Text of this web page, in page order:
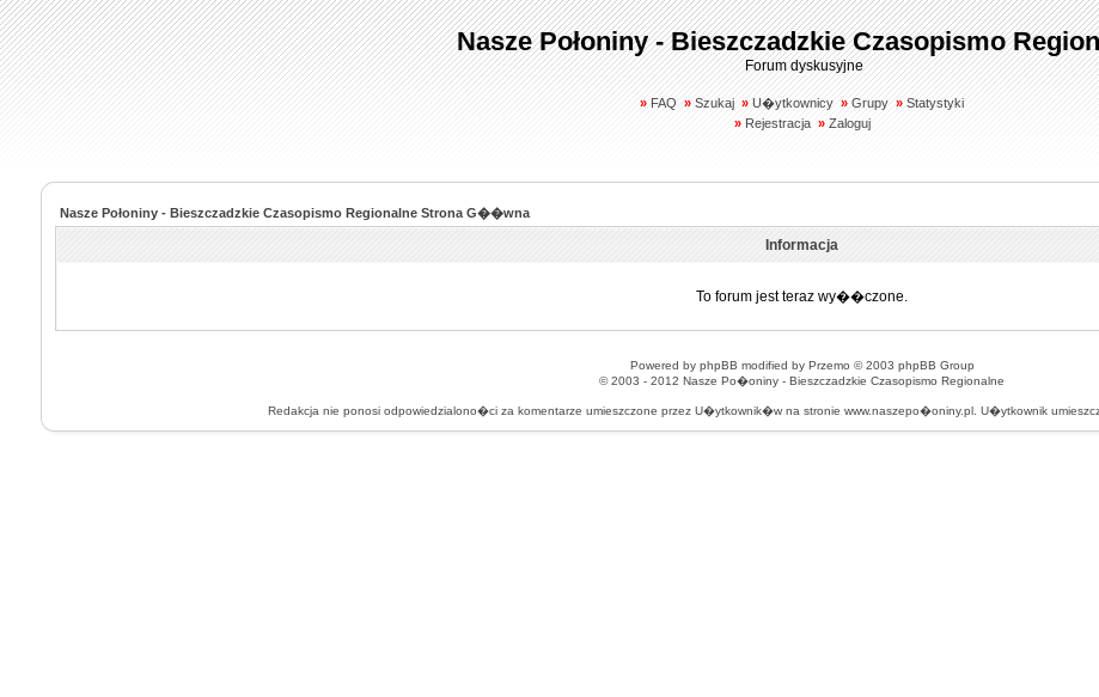
Nasze Połoniny - Bieszczadzkie Czasopismo
Forum dyskusyjne
» FAQ » Szukaj » U�ytkownicy » Grupy » Statystyki
» Rejestracja » Zaloguj
Nasze Połoniny - Bieszczadzkie Czasopismo Regionalne Strona G��wna
Informacja
To forum jest teraz wy��czone.
Powered by phpBB modified by Przemo © 2003 phpBB Group
© 2003 - 2012 Nasze Po�oniny - Bieszczadzkie Czasopismo Regionalne
Redakcja nie ponosi odpowiedzialono�ci za komentarze umieszczone przez U�ytkownik�w na stronie www.naszepo�oniny.pl. U�ytkownik